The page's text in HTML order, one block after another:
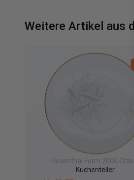
Weitere Artikel aus
Rosenthal Form 2000
Kuchenteller